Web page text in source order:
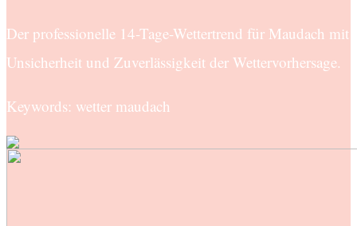
Der professionelle 14-Tage-Wettertrend für Maudach mit
Unsicherheit und Zuverlässigkeit der Wettervorhersage.
Keywords: wetter maudach